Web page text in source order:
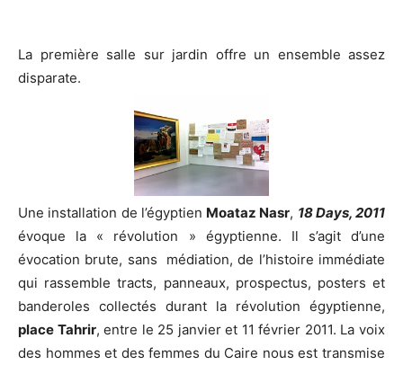
La première salle sur jardin offre un ensemble assez
disparate.
Une installation de l’égyptien Moataz Nasr, 18 Days, 2011
évoque la « révolution » égyptienne. Il s’agit d’une
évocation brute, sans médiation, de l’histoire immédiate
qui rassemble tracts, panneaux, prospectus, posters et
banderoles collectés durant la révolution égyptienne,
place Tahrir, entre le 25 janvier et 11 février 2011. La voix
des hommes et des femmes du Caire nous est transmise